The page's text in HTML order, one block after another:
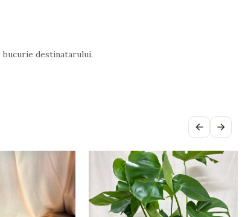
destinatarului.